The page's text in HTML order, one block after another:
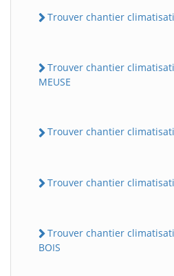
Trouver chantier
Trouver chantier
MEUSE
Trouver chantier
Trouver chantier
Trouver chantier
BOIS